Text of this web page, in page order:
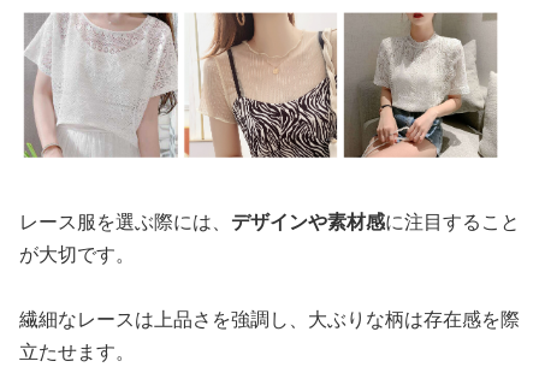
レース服を選ぶ際には、 デザインや素材感に注目すること
が大切です。
繊細なレースは上品さを強調し、大ぶりな柄は存在感を際
立たせます。